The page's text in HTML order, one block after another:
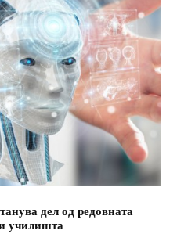
дел од редовната
училишта